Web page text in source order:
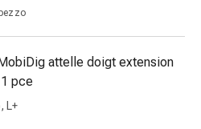
attelle doigt extension
pce
L+